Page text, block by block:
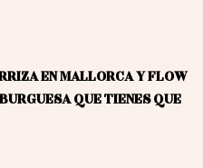
EN MALLORCA Y FLOW
QUE TIENES QUE